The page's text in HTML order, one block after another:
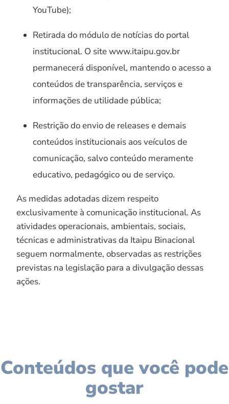
YouTube);
Retirada do módulo de notícias do portal
institucional. O site www.itaipu.gov.br
permanecerá disponível, mantendo o acesso a
conteúdos de transparência, serviços e
informações de utilidade pública;
Restrição do envio de releases e demais
conteúdos institucionais aos veículos de
comunicação, salvo conteúdo meramente
educativo, pedagógico ou de serviço.
As medidas adotadas dizem respeito
exclusivamente à comunicação institucional. As
atividades operacionais, ambientais, sociais,
técnicas e administrativas da Itaipu Binacional
seguem normalmente, observadas as restrições
previstas na legislação para a divulgação dessas
ações.
Conteúdos que você pode
gostar